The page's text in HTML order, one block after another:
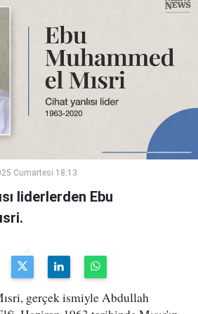
Cumartesi 18:13
liderlerden Ebu
gerçek ismiyle Abdullah